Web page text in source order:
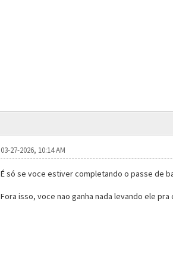
03-27-2026, 10:14 AM
É só se voce estiver completando o passe de
Fora isso, voce nao ganha nada levando ele pra